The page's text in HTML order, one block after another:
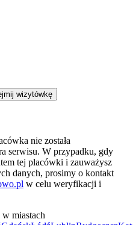
wizytówkę
nie została
serwisu. W przypadku, gdy
tej placówki i zauważysz
danych, prosimy o kontakt
w celu weryfikacji i
miastach